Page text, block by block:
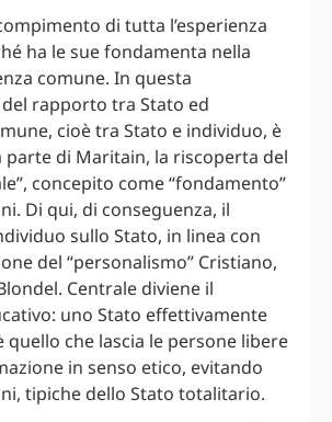
di tutta l’esperienza
ha le sue fondamenta nella
comune. In questa
rapporto tra Stato ed
cioè tra Stato e individuo, è
parte di Maritain, la riscoperta del
concepito come “fondamento”
Di qui, di conseguenza, il
sullo Stato, in linea con
del “personalismo” Cristiano,
Centrale diviene il
uno Stato effettivamente
quello che lascia le persone libere
in senso etico, evitando
tipiche dello Stato totalitario.